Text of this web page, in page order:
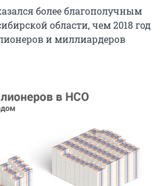
более благополучным
области, чем 2018 год
и миллиардеров